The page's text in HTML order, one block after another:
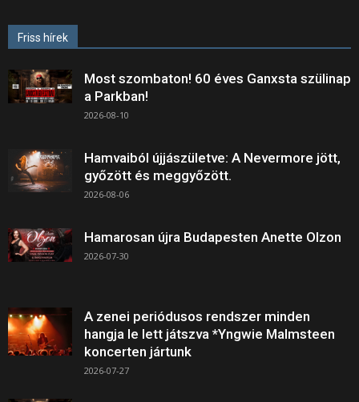
Friss hírek
Most szombaton! 60 éves Ganxsta szülinap
a Parkban!
2026-08-10
Hamvaiból újjászületve: A Nevermore jött,
győzött és meggyőzött.
2026-08-06
Hamarosan újra Budapesten Anette Olzon
2026-07-30
A zenei periódusos rendszer minden
hangja le lett játszva *Yngwie Malmsteen
koncerten jártunk
2026-07-27